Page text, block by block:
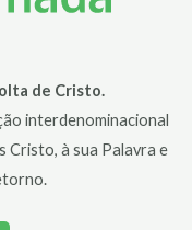
de Cristo.
interdenominacional
Cristo, à sua Palavra e